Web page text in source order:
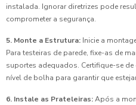
instalada. Ignorar diretrizes pode
comprometer a segurança.
5. Monte a Estrutura: Inicie a
Para testeiras de parede, fixe-as de
suportes adequados. Certifique-se
nível de bolha para garantir que
6. Instale as Prateleiras:Após a